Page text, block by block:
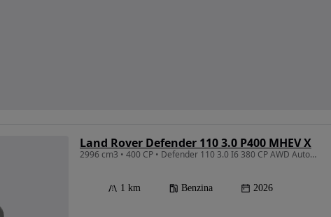
Land Rover Defender 110 3.0 P400 MHEV X
2996 cm3 • 400 CP • Defender 110 3.0 I6 380 CP AWD Auto MHEV Vertex
1 km Benzina 2026